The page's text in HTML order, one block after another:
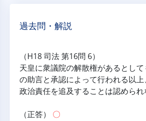
過去問・解説
（H18 司法 第16問 6）
天皇に衆議院の解散権があるとし
の助言と承認によって行われる以
政治責任を追及することは認められ
（正答） 〇